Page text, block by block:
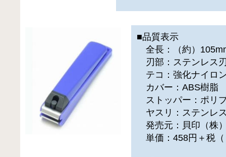
■品質表示
全長：（約）
刃部：ステンレス
テコ：強化ナイロ
カバー：ABS樹脂
ストッパー：ポリ
ヤスリ：ステンレ
発売元：貝印（株
単価：458円＋税（